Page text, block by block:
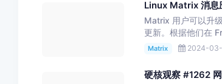
Linux Matrix 消
Matrix 用户可以升
更新。根据他们在
Matrix 2024-
硬核观察 #1262